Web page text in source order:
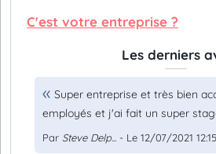
C'est votre entreprise ?
Les derniers
Super entreprise et très bien
employés et j'ai fait un super
Par Steve Delp... - Le 12/07/2021